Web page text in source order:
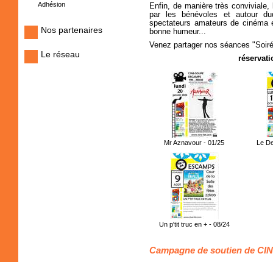
Adhésion
Nos partenaires
Le réseau
Enfin, de manière très
par les bénévoles et autour
spectateurs amateurs de
bonne humeur...
Venez partager nos séances
Mr Aznavour - 01/25 Le
Un p'tit truc en + - 08/24
Campagne de soutien de